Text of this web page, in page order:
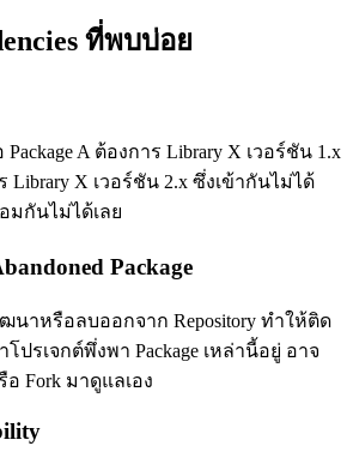
ที่พบบ่อย
A ต้องการ Library X เวอร์ชัน 1.x
Library X เวอร์ชัน 2.x ซึ่งเข้ากันไม่ได้
มกันไม่ได้เลย
Package
ฒนาหรือลบออกจาก Repository ทำให้ติด
ปรเจกต์พึ่งพา Package เหล่านี้อยู่ อาจ
Fork มาดูแลเอง